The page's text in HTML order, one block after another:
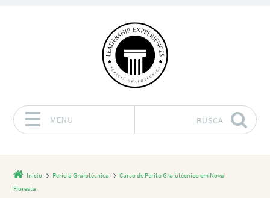
MENU BUSCA
Início Perícia Grafotécnica
Curso de Perito Grafotécnico em Nova
Floresta